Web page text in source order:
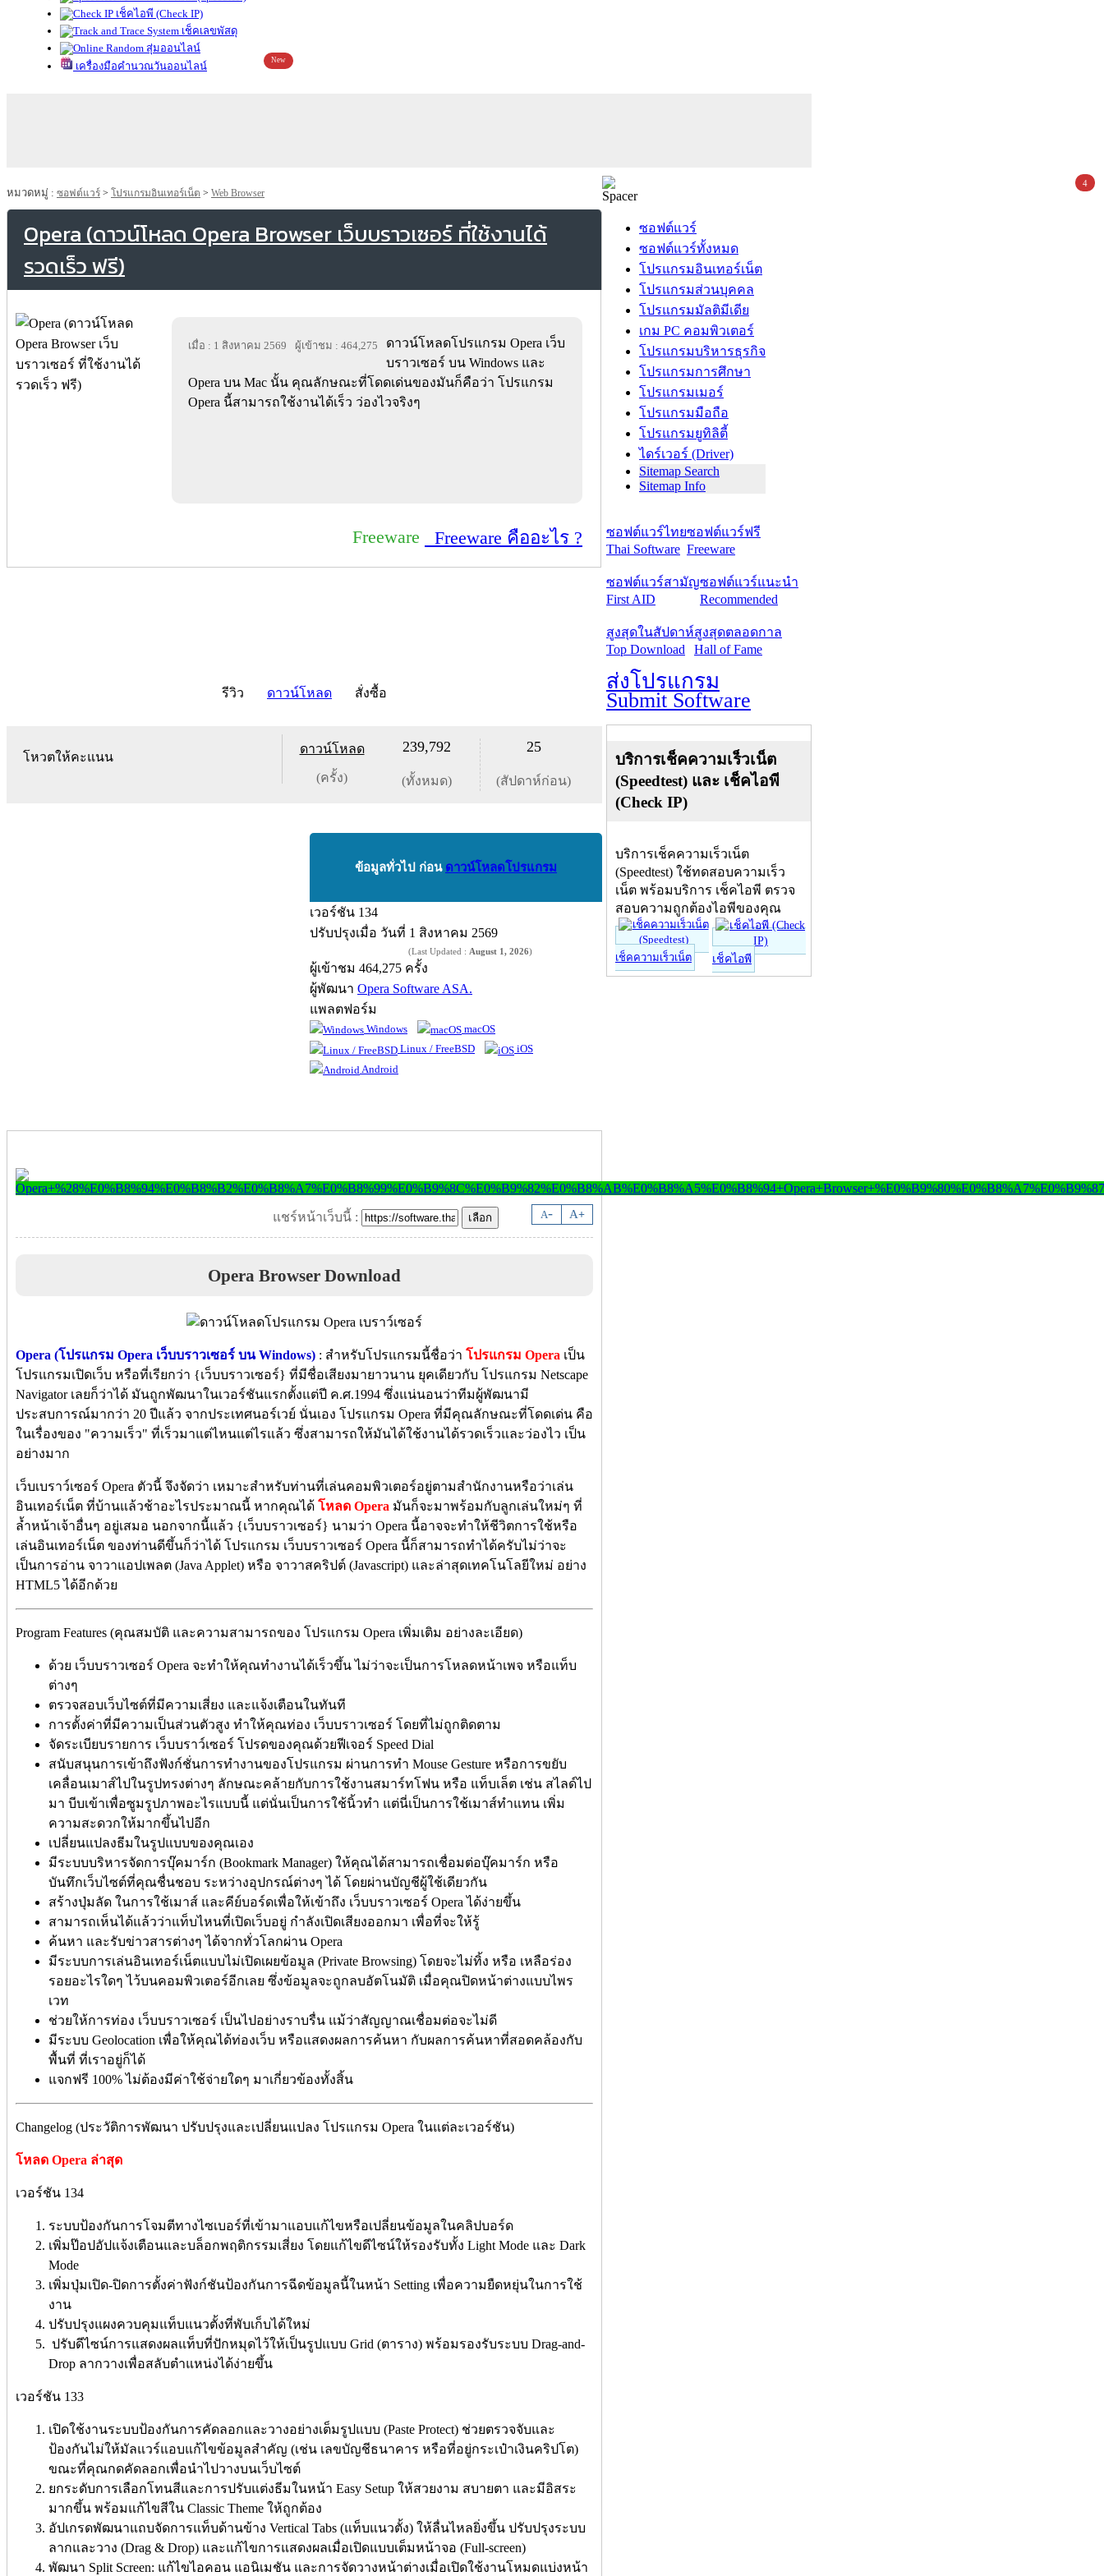
เช็คไอพี (Check IP)
เช็คเลขพัสดุ
สุ่มออนไลน์
เครื่องมือคำนวณวันออนไลน์
New
หมวดหมู่ : ซอฟต์แวร์ > โปรแกรมอินเทอร์เน็ต > Web Browser
Opera (ดาวน์โหลด Opera Browser เว็บบราวเซอร์ ที่ใช้งานได้
รวดเร็ว ฟรี)
เมื่อ : 1 สิงหาคม 2569 ผู้เข้าชม : 464,275
ดาวน์โหลดโปรแกรม Opera เว็บ
บราวเซอร์ บน Windows และ
Opera บน Mac นั้น คุณลักษณะที่โดดเด่นของมันก็คือว่า โปรแกรม
Opera นี้สามารถใช้งานได้เร็ว ว่องไวจริงๆ
Freeware Freeware คืออะไร ?
รีวิว ดาวน์โหลด สั่งซื้อ
โหวตให้คะแนน
ดาวน์โหลด
(ครั้ง)
239,792
(ทั้งหมด)
25
(สัปดาห์ก่อน)
ข้อมูลทั่วไป ก่อน ดาวน์โหลดโปรแกรม
เวอร์ชัน 134
ปรับปรุงเมื่อ วันที่ 1 สิงหาคม 2569
(Last Updated : August 1, 2026)
ผู้เข้าชม 464,275 ครั้ง
ผู้พัฒนา Opera Software ASA.
แพลตฟอร์ม
Windows
macOS
Linux / FreeBSD
iOS
Android
A- A+
แชร์หน้าเว็บนี้ :
Opera Browser Download
Opera (โปรแกรม Opera เว็บบราวเซอร์ บน Windows) : สำหรับโปรแกรมนี้ชื่อว่า โปรแกรม Opera เป็น
โปรแกรมเปิดเว็บ หรือที่เรียกว่า {เว็บบราวเซอร์} ที่มีชื่อเสียงมายาวนาน ยุคเดียวกับ โปรแกรม Netscape
Navigator เลยก็ว่าได้ มันถูกพัฒนาในเวอร์ชันแรกตั้งแต่ปี ค.ศ.1994 ซึ่งแน่นอนว่าทีมผู้พัฒนามี
ประสบการณ์มากว่า 20 ปีแล้ว จากประเทศนอร์เวย์ นั่นเอง โปรแกรม Opera ที่มีคุณลักษณะที่โดดเด่น คือ
ในเรื่องของ "ความเร็ว" ที่เร็วมาแต่ไหนแต่ไรแล้ว ซึ่งสามารถให้มันได้ใช้งานได้รวดเร็วและว่องไว เป็น
อย่างมาก
เว็บเบราว์เซอร์ Opera ตัวนี้ จึงจัดว่า เหมาะสำหรับท่านที่เล่นคอมพิวเตอร์อยู่ตามสำนักงานหรือว่าเล่น
อินเทอร์เน็ต ที่บ้านแล้วช้าอะไรประมาณนี้ หากคุณได้ โหลด Opera มันก็จะมาพร้อมกับลูกเล่นใหม่ๆ ที่
ล้ำหน้าเจ้าอื่นๆ อยู่เสมอ นอกจากนี้แล้ว {เว็บบราวเซอร์} นามว่า Opera นี้อาจจะทำให้ชีวิตการใช้หรือ
เล่นอินเทอร์เน็ต ของท่านดีขึ้นก็ว่าได้ โปรแกรม เว็บบราวเซอร์ Opera นี้ก็สามารถทำได้ครับไม่ว่าจะ
เป็นการอ่าน จาวาแอปเพลต (Java Applet) หรือ จาวาสคริปต์ (Javascript) และล่าสุดเทคโนโลยีใหม่ อย่าง
HTML5 ได้อีกด้วย
Program Features (คุณสมบัติ และความสามารถของ โปรแกรม Opera เพิ่มเติม อย่างละเอียด)
ด้วย เว็บบราวเซอร์ Opera จะทำให้คุณทำงานได้เร็วขึ้น ไม่ว่าจะเป็นการโหลดหน้าเพจ หรือแท็บ
ต่างๆ
ตรวจสอบเว็บไซต์ที่มีความเสี่ยง และแจ้งเตือนในทันที
การตั้งค่าที่มีความเป็นส่วนตัวสูง ทำให้คุณท่อง เว็บบราวเซอร์ โดยที่ไม่ถูกติดตาม
จัดระเบียบรายการ เว็บบราว์เซอร์ โปรดของคุณด้วยฟีเจอร์ Speed Dial
สนับสนุนการเข้าถึงฟังก์ชั่นการทำงานของโปรแกรม ผ่านการทำ Mouse Gesture หรือการขยับ
เคลื่อนเมาส์ไปในรูปทรงต่างๆ ลักษณะคล้ายกับการใช้งานสมาร์ทโฟน หรือ แท็บเล็ต เช่น สไลด์ไป
มา บีบเข้าเพื่อซูมรูปภาพอะไรแบบนี้ แต่นั่นเป็นการใช้นิ้วทำ แต่นี่เป็นการใช้เมาส์ทำแทน เพิ่ม
ความสะดวกให้มากขึ้นไปอีก
เปลี่ยนแปลงธีมในรูปแบบของคุณเอง
มีระบบบริหารจัดการบุ๊คมาร์ก (Bookmark Manager) ให้คุณได้สามารถเชื่อมต่อบุ๊คมาร์ก หรือ
บันทึกเว็บไซต์ที่คุณชื่นชอบ ระหว่างอุปกรณ์ต่างๆ ได้ โดยผ่านบัญชีผู้ใช้เดียวกัน
สร้างปุ่มลัด ในการใช้เมาส์ และคีย์บอร์ดเพื่อให้เข้าถึง เว็บบราวเซอร์ Opera ได้ง่ายขึ้น
สามารถเห็นได้แล้วว่าแท็บไหนที่เปิดเว็บอยู่ กำลังเปิดเสียงออกมา เพื่อที่จะให้รู้
ค้นหา และรับข่าวสารต่างๆ ได้จากทั่วโลกผ่าน Opera
มีระบบการเล่นอินเทอร์เน็ตแบบไม่เปิดเผยข้อมูล (Private Browsing) โดยจะไม่ทิ้ง หรือ เหลือร่อง
รอยอะไรใดๆ ไว้บนคอมพิวเตอร์อีกเลย ซึ่งข้อมูลจะถูกลบอัตโนมัติ เมื่อคุณปิดหน้าต่างแบบไพร
เวท
ช่วยให้การท่อง เว็บบราวเซอร์ เป็นไปอย่างราบรื่น แม้ว่าสัญญาณเชื่อมต่อจะไม่ดี
มีระบบ Geolocation เพื่อให้คุณได้ท่องเว็บ หรือแสดงผลการค้นหา กับผลการค้นหาที่สอดคล้องกับ
พื้นที่ ที่เราอยู่ก็ได้
แจกฟรี 100% ไม่ต้องมีค่าใช้จ่ายใดๆ มาเกี่ยวข้องทั้งสิ้น
Changelog (ประวัติการพัฒนา ปรับปรุงและเปลี่ยนแปลง โปรแกรม Opera ในแต่ละเวอร์ชัน)
โหลด Opera ล่าสุด
เวอร์ชัน 134
ระบบป้องกันการโจมตีทางไซเบอร์ที่เข้ามาแอบแก้ไขหรือเปลี่ยนข้อมูลในคลิปบอร์ด
เพิ่มป๊อปอัปแจ้งเตือนและบล็อกพฤติกรรมเสี่ยง โดยแก้ไขดีไซน์ให้รองรับทั้ง Light Mode และ Dark
Mode
เพิ่มปุ่มเปิด-ปิดการตั้งค่าฟังก์ชันป้องกันการฉีดข้อมูลนี้ในหน้า Setting เพื่อความยืดหยุ่นในการใช้
งาน
ปรับปรุงแผงควบคุมแท็บแนวตั้งที่พับเก็บได้ใหม่
ปรับดีไซน์การแสดงผลแท็บที่ปักหมุดไว้ให้เป็นรูปแบบ Grid (ตาราง) พร้อมรองรับระบบ Drag-and-
Drop ลากวางเพื่อสลับตำแหน่งได้ง่ายขึ้น
เวอร์ชัน 133
เปิดใช้งานระบบป้องกันการคัดลอกและวางอย่างเต็มรูปแบบ (Paste Protect) ช่วยตรวจจับและ
ป้องกันไม่ให้มัลแวร์แอบแก้ไขข้อมูลสำคัญ (เช่น เลขบัญชีธนาคาร หรือที่อยู่กระเป๋าเงินคริปโต)
ขณะที่คุณกดคัดลอกเพื่อนำไปวางบนเว็บไซต์
ยกระดับการเลือกโทนสีและการปรับแต่งธีมในหน้า Easy Setup ให้สวยงาม สบายตา และมีอิสระ
มากขึ้น พร้อมแก้ไขสีใน Classic Theme ให้ถูกต้อง
อัปเกรดพัฒนาแถบจัดการแท็บด้านข้าง Vertical Tabs (แท็บแนวตั้ง) ให้ลื่นไหลยิ่งขึ้น ปรับปรุงระบบ
ลากและวาง (Drag & Drop) และแก้ไขการแสดงผลเมื่อเปิดแบบเต็มหน้าจอ (Full-screen)
พัฒนา Split Screen: แก้ไขไอคอน แอนิเมชัน และการจัดวางหน้าต่างเมื่อเปิดใช้งานโหมดแบ่งหน้า
ซอฟต์แวร์
ซอฟต์แวร์ทั้งหมด
โปรแกรมอินเทอร์เน็ต
โปรแกรมส่วนบุคคล
โปรแกรมมัลติมีเดีย
เกม PC คอมพิวเตอร์
โปรแกรมบริหารธุรกิจ
โปรแกรมการศึกษา
โปรแกรมเมอร์
โปรแกรมมือถือ
โปรแกรมยูทิลิตี้
ไดร์เวอร์ (Driver)
Sitemap Search
Sitemap Info
ซอฟต์แวร์ไทย
Thai Software
ซอฟต์แวร์ฟรี
Freeware
ซอฟต์แวร์สามัญ
First AID
ซอฟต์แวร์แนะนำ
Recommended
สูงสุดในสัปดาห์
Top Download
สูงสุดตลอดกาล
Hall of Fame
ส่งโปรแกรม
Submit Software
บริการเช็คความเร็วเน็ต
(Speedtest) และ เช็คไอพี
(Check IP)
บริการเช็คความเร็วเน็ต
(Speedtest) ใช้ทดสอบความเร็ว
เน็ต พร้อมบริการ เช็คไอพี ตรวจ
สอบความถูกต้องไอพีของคุณ
เช็คความเร็วเน็ต เช็คไอพี
4